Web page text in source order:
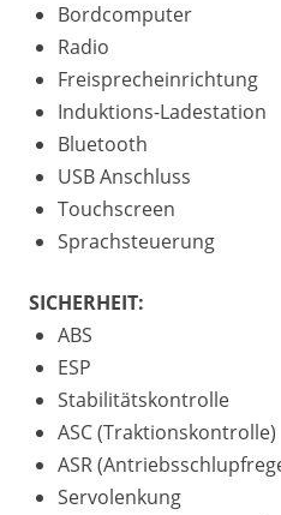
Bordcomputer
Radio
Freisprecheinrichtung
Induktions-Ladestation
Bluetooth
USB Anschluss
Touchscreen
Sprachsteuerung
SICHERHEIT:
ABS
ESP
Stabilitätskontrolle
ASC (Traktionskontrolle)
ASR
Servolenkung